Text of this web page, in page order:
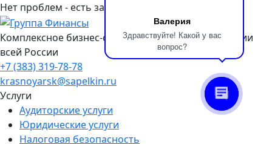
Валерия
Здравствуйте! Какой у вас
вопрос?
Нет проблем - есть задачи!
Комплексное бизнес-сопровождение на территории
всей России
+7 (383) 319-78-78
krasnoyarsk@sapelkin.ru
Услуги
Аудиторские услуги
Юридические услуги
Налоговая безопасность